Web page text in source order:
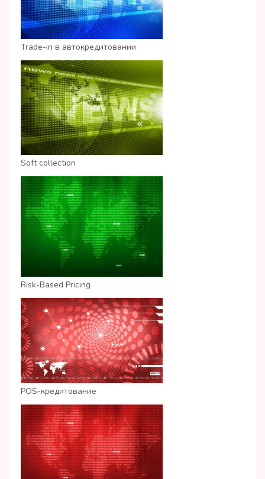
Trade-in в автокредитовании
Soft collection
Risk-Based Pricing
POS-кредитование